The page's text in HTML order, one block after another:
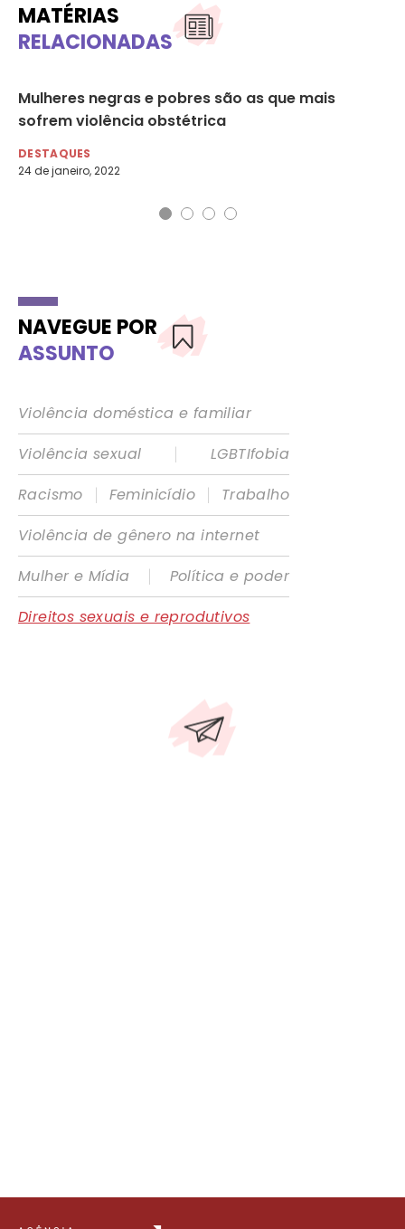
MATÉRIAS
RELACIONADAS
Mulheres negras e pobres são as que mais
sofrem violência obstétrica
DESTAQUES
24 de janeiro, 2022
NAVEGUE POR
ASSUNTO
Violência doméstica e familiar
Violência sexual
|
LGBTIfobia
Racismo
| Feminicídio |
Trabalho
Violência de gênero na internet
Mulher e Mídia
|
Política e poder
Direitos sexuais e reprodutivos